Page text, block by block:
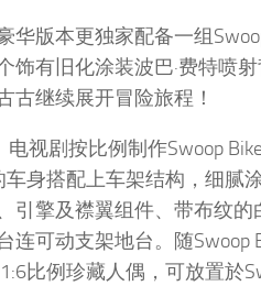
华版本更独家配备一组
饰有旧化涂装波巴·费特喷
古继续展开冒险旅程！
电视剧按比例制作Swoop
车身搭配上车架结构，细腻
引擎及襟翼组件、带布纹
连可动支架地台。随
比例珍藏人偶，可放置於